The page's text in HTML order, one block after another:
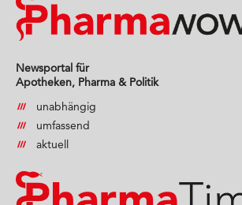
Newsportal für
Apotheken, Pharma & Politik
unabhängig
umfassend
aktuell